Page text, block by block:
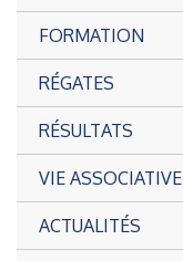
FORMATION
RÉGATES
RÉSULTATS
VIE ASSOCIATIVE
ACTUALITÉS